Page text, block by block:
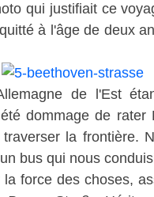
qui justifiait ce
à l'âge de deux
de l'Est
dommage de
la frontière.
bus qui nous
force des choses,